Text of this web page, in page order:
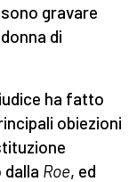
gravare
di
ha fatto
obiezioni
dalla Roe, ed